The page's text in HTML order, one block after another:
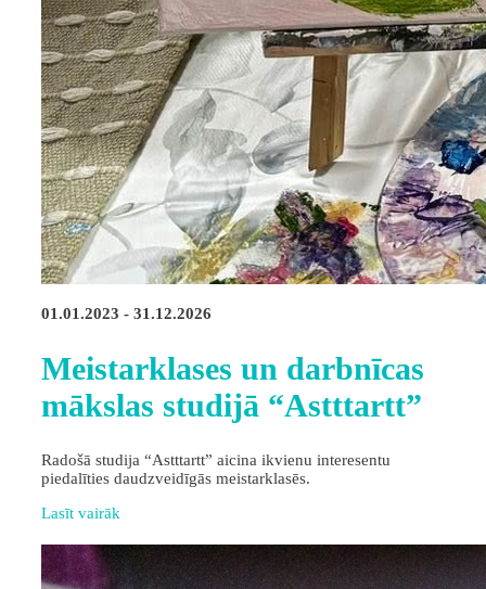
01.01.2023 - 31.12.2026
Meistarklases un darbnīcas
mākslas studijā “Astttartt”
Radošā studija “Astttartt” aicina ikvienu interesentu
piedalīties daudzveidīgās meistarklasēs.
Lasīt vairāk